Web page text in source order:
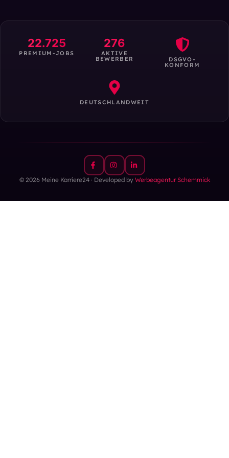
22.725
PREMIUM-JOBS
276
AKTIVE
BEWERBER DSGVO-
KONFORM
DEUTSCHLANDWEIT
© 2026 Meine Karriere24 · Developed by Werbeagentur Schemmick